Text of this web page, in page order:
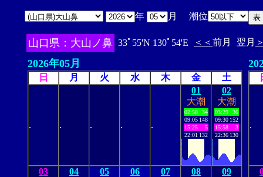
年 月 潮位
山口県：大山ノ鼻 33ﾟ55'N 130ﾟ54'E ＜＜ 前月 翌月
2026年05月
日 月 火 水 木 金 土
. . . . .
01
大潮
02:58
34
09:05 148
15:25
5
22:01 132
02
大潮
03:29
36
09:30 152
15:58
3
22:36 130
03
04
05
06
07
08
09
.